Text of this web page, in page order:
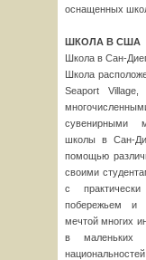
оснащенных
ШКОЛА В США
Школа в Сан-
Школа
Seaport
сувенирными
школы в Сан-
помощью
своими
с
побережьем и
мечтой многих
в маленьких